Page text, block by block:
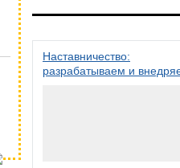
Наставничество:
разрабатываем и